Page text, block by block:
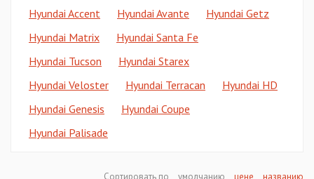
Hyundai Accent
Hyundai Avante
Hyundai Getz
Hyundai Matrix
Hyundai Santa Fe
Hyundai Tucson
Hyundai Starex
Hyundai Veloster
Hyundai Terracan
Hyundai HD
Hyundai Genesis
Hyundai Coupe
Hyundai Palisade
Сортировать по умолчанию цене названию